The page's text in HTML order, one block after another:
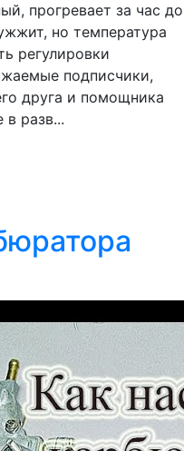
прогревает за час до
но температура
регулировки
подписчики,
друга и помощника
разв...